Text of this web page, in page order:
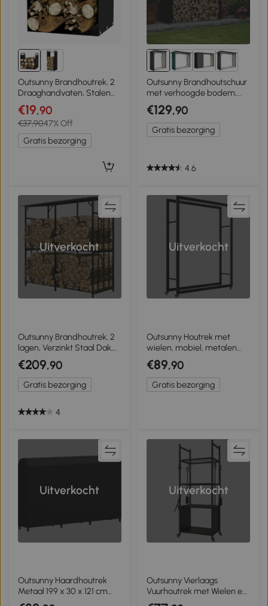
Outsunny Brandhoutrek, 2
Draaghandvaten, Stalen
Frame, tot 30 kg,
36x30x36cm, Zwart
€19,90
€37,9047% Off
Gratis bezorging
Outsunny Brandhoutschuur
met verhoogde bodem,
stalen constructie, schuin
dak – 150 x 66,5 x 144/150
cm, donkergrijs
€129,90
Gratis bezorging
4.6
Uitverkocht
Outsunny Brandhoutrek, 2
lagen, Verzinkt Staal Dak,
Metalen Frame, 186 x 75 x
185 cm, Zwart
€209,90
Gratis bezorging
4
Uitverkocht
Outsunny Houtrek met
wielen, mobiel, metalen
frame, tot 150 kg, 120 x 32 x
151 cm, zwart
€89,90
Gratis bezorging
Uitverkocht
Outsunny Haardhoutrek
Metaal 199 x 30 x 121 cm
Brandhoutrek 0,6m³ met
Uitverkocht
Outsunny Vierlaags
Vuurhoutrek met Wielen en
4 Gereedschappen,